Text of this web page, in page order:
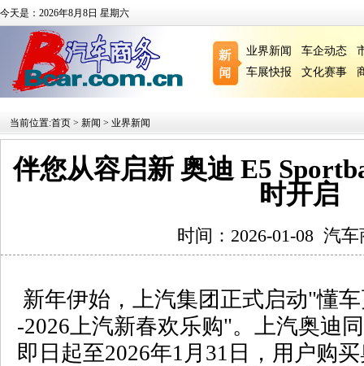
今天是：2026年8月8日 星期六
业界新闻 车企动态
车展快报
文化赛事
当前位置:首页 > 新闻 > 业界新闻
伴您从容启新 奥迪 E5
时开启
时间：2026-01-08 汽车
新年伊始，上汽集团正式启动"懂
-2026上汽新春欢乐购"。上汽奥迪
即日起至2026年1月31日，用户购